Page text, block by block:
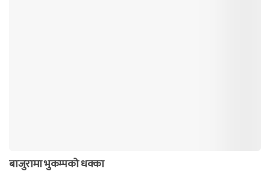
बाजुरामा भुकम्पको धक्का